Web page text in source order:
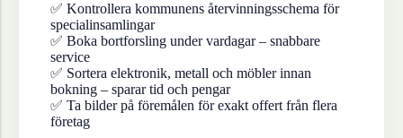
✅ Kontrollera kommunens återvinningsschema för
specialinsamlingar
✅ Boka bortforsling under vardagar – snabbare
service
✅ Sortera elektronik, metall och möbler innan
bokning – sparar tid och pengar
✅ Ta bilder på föremålen för exakt offert från flera
företag